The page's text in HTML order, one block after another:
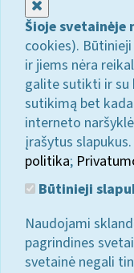
Šioje svetainėje
cookies).
ir jiems nėra
galite sutikti ir su
sutikimą bet
interneto
įrašytus
politika;
Būtinieji
Naudojami
pagrindines
svetainė negali